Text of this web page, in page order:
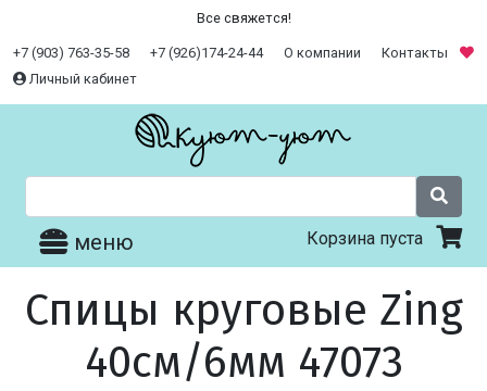
Все свяжется!
+7 (903) 763-35-58 +7 (926)174-24-44 О компании
Контакты
Личный кабинет
меню Корзина пуста
Спицы круговые Zing
40см/6мм 47073